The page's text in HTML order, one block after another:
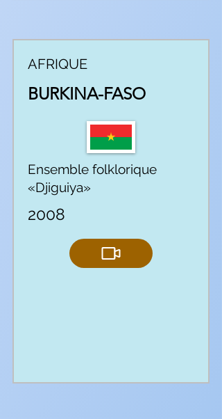
AFRIQUE
BURKINA-FASO
Ensemble folklorique
«Djiguiya»
2008